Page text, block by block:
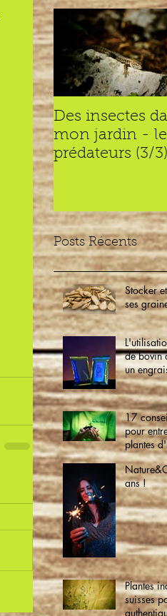
Des insectes
mon jardin -
prédateurs (3/3)
Posts Récents
Stocker
ses
de bovin
un
17
pour
plantes
créer un
maison
ans !
Plantes
suisses